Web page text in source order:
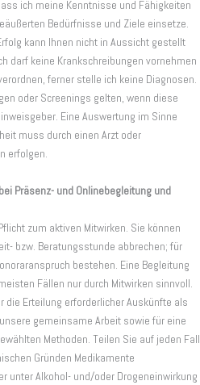
ich meine Kenntnisse und Fähigkeiten
Bedürfnisse und Ziele einsetze.
kann Ihnen nicht in Aussicht gestellt
darf keine Krankschreibungen vornehmen
ferner stelle ich keine Diagnosen.
oder Screenings gelten, wenn diese
Eine Auswertung im Sinne
muss durch einen Arzt oder
erfolgen.
Präsenz- und Onlinebegleitung und
zum aktiven Mitwirken. Sie können
bzw. Beratungsstunde abbrechen; für
bestehen. Eine Begleitung
Fällen nur durch Mitwirken sinnvoll.
die Erteilung erforderlicher Auskünfte als
gemeinsame Arbeit sowie für eine
Methoden. Teilen Sie auf jeden Fall
Gründen Medikamente
unter Alkohol- und/oder Drogeneinwirkung